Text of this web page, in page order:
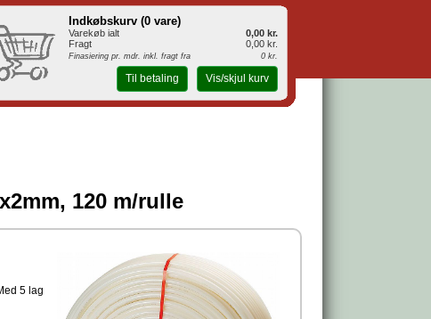
120 m/rulle
5 lag
Indkøbskurv (0 vare)
Varekøb ialt
0,00 kr.
Fragt
0,00 kr.
Finasiering pr. mdr. inkl. fragt fra 0 kr.
Til betaling Vis/skjul kurv